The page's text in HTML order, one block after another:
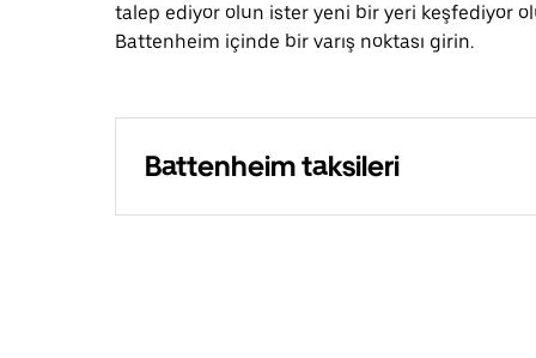
talep ediyor olun ister yeni bir yeri keşfediyor
Battenheim içinde bir varış noktası girin.
Battenheim taksileri